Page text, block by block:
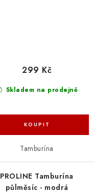
Skladem na prodejně
299 Kč
Tamburína
PROLINE Tamburína
půlměsíc - modrá